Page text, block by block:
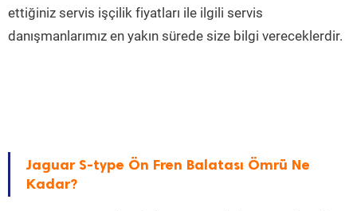
ettiğiniz servis işçilik fiyatları ile ilgili servis
danışmanlarımız en yakın sürede size bilgi vereceklerdir.
Jaguar S-type Ön Fren Balatası Ömrü Ne
Kadar?